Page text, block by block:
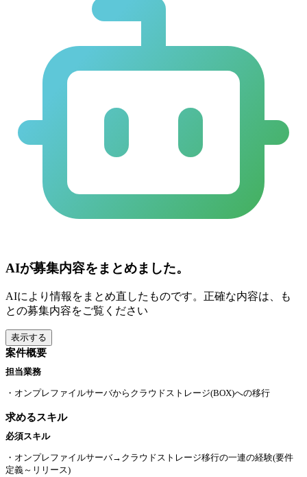
AIが募集内容をまとめました。
AIにより情報をまとめ直したものです。正確な内容は、も
との募集内容をご覧ください
表示する
案件概要
担当業務
・オンプレファイルサーバからクラウドストレージ(BOX)への移行
求めるスキル
必須スキル
・オンプレファイルサーバ→クラウドストレージ移行の一連の経験(要件
定義～リリース)